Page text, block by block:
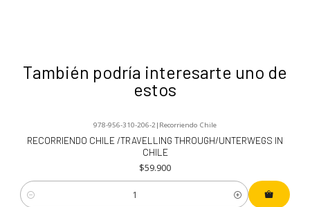
También podría interesarte uno de
estos
978-956-310-206-2| Recorriendo Chile
RECORRIENDO CHILE /TRAVELLING THROUGH/UNTERWEGS IN
CHILE
$59.900
Cantidad